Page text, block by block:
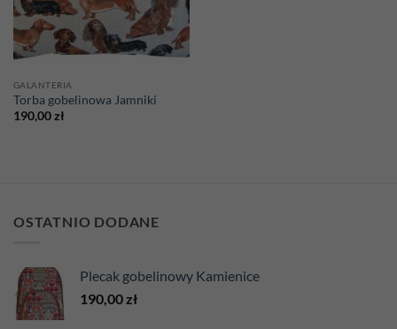
GALANTERIA
Torba gobelinowa Jamniki
190,00zł
OSTATNIO DODANE
Plecak gobelinowy Kamienice
190,00 zł